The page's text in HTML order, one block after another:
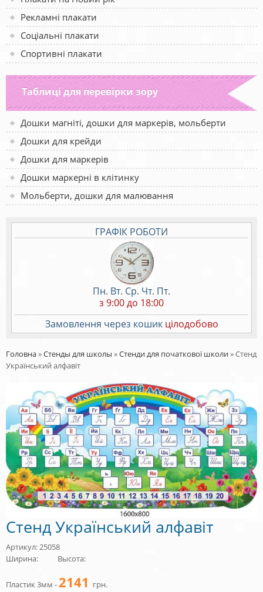
Рекламні плакати
Соціальні плакати
Спортивні плакати
Таблиці для перевірки зору
Дошки магніті, дошки для маркерів, мольберти
Дошки для крейди
Дошки для маркерів
Дошки маркерні в клітинку
Мольберти, дошки для малювання
ГРАФІК РОБОТИ
Пн. Вт. Ср. Чт. Пт.
з 9:00 до 18:00
Замовлення через кошик цілодобово
Головна»Стенды для школы »Стенди для початкової школи»Стенд
Український алфавіт
Стенд Український алфавіт
Артикул: 25058
Ширина:
Высота:
Пластик 3мм -2141 грн.